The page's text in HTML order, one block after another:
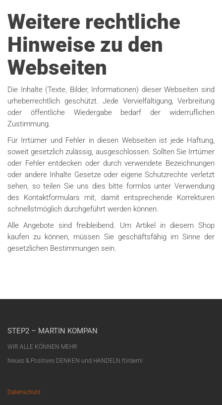
Weitere rechtliche
Hinweise zu den
Webseiten
Die Inhalte (Texte, Bilder, Informationen) dieser Webseiten sind
urheberrechtlich geschützt. Jede Vervielfältigung, Verbreitung
oder öffentliche Wiedergabe bedarf der widerruflichen
Zustimmung.
Für Irrtümer und Fehler in diesen Webseiten ist jede Haftung,
soweit gesetzlich zulässig, ausgeschlossen. Sollten Sie Irrtümer
oder Fehler entdecken oder durch verwendete Bezeichnungen
oder andere Inhalte Gesetze oder eigene Schutzrechte verletzt
sehen, so teilen Sie uns dies bitte formlos unter Verwendung
des Kontaktformulars mit, damit entsprechende Korrekturen
schnellstmöglich durchgeführt werden können.
Alle Angebote sind freibleibend. Um Artikel in diesem Shop
kaufen zu können, müssen Sie geschäftsfähig im Sinne der
gesetzlichen Bestimmungen sein.
STEP2 – MARTIN KOMPAN
WIR ALLE KÖNNEN MEHR
Neues & Positives DENKEN und HANDELN fördern!
Datenschutz